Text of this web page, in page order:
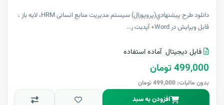
دانلود طرح پيشنهادي(پروپوزال) سیستم مدیریت منابع انسانی HRM، لایه باز ،
قابل ویرایش در Word+ آپدیت ر..
فایل دیجیتال آماده استفاده
499,000 تومان
بدون مالیات: 499,000 تومان
افزودن به سبد